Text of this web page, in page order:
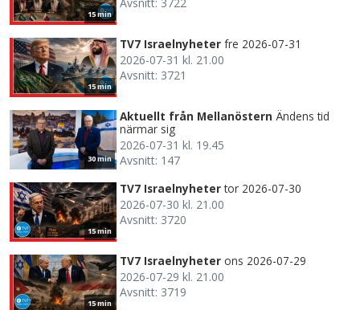
15 min
Avsnitt: 3722
15 min
TV7 Israelnyheter fre 2026-07-31
2026-07-31 kl. 21.00
Avsnitt: 3721
30 min
Aktuellt från Mellanöstern Ändens tid
närmar sig
2026-07-31 kl. 19.45
Avsnitt: 147
15 min
TV7 Israelnyheter tor 2026-07-30
2026-07-30 kl. 21.00
Avsnitt: 3720
15 min
TV7 Israelnyheter ons 2026-07-29
2026-07-29 kl. 21.00
Avsnitt: 3719